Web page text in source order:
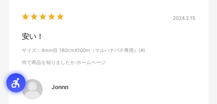
2024.2.15
安い！
サイズ：4mm目 180cmX100m（マルハナバチ專用）(#)
何で商品を知りましたか:ホームページ
Jonnn